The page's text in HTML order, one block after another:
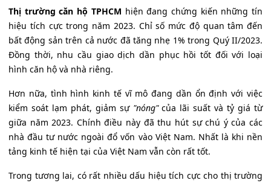
Thị trường căn hộ TPHCM hiện đang chứng kiến những tín
hiệu tích cực trong năm 2023. Chỉ số mức độ quan tâm đến
bất động sản trên cả nước đã tăng nhẹ 1% trong Quý II/2023.
Đồng thời, nhu cầu giao dịch dần phục hồi tốt đối với loại
hình căn hộ và nhà riêng.
Hơn nữa, tình hình kinh tế vĩ mô đang dần ổn định với việc
kiểm soát lạm phát, giảm sự "nóng"của lãi suất và tỷ giá từ
giữa năm 2023. Chính điều này đã thu hút sự chú ý của các
nhà đầu tư nước ngoài đổ vốn vào Việt Nam. Nhất là khi nền
tảng kinh tế hiện tại của Việt Nam vẫn còn rất tốt.
Trong tương lai, có rất nhiều dấu hiệu tích cực cho thị trường